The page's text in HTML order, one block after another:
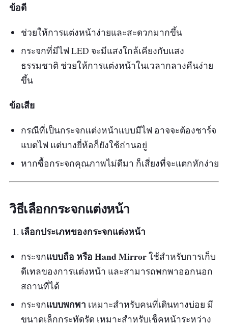
ได้หลายระดับตามที่โฆษณา มีสายชาร์ต usb ให้
น้ำหนักเบา
ข้อดี
ช่วยให้การแต่งหน้าง่ายและสะดวกมากขึ้น
กระจกที่มีไฟ LED จะมีแสงใกล้เคียงกับแสง
ธรรมชาติ ช่วยให้การแต่งหน้าในเวลากลางคืนง่าย
ขึ้น
ข้อเสีย
กรณีที่เป็นกระจกแต่งหน้าแบบมีไฟ อาจจะต้องชาร์จ
แบตไฟ แต่บางยี่ห้อก็ยังใช้ถ่านอยู่
หากซื้อกระจกคุณภาพไม่ดีมา ก็เสี่ยงที่จะแตกหักง่าย
วิธีเลือกกระจกแต่งหน้า
เลือกประเภทของกระจกแต่งหน้า
กระจกแบบถือ หรือ Hand Mirrorใช้สำหรับการเก็บ
ดีเทลของการแต่งหน้า และสามารถพกพาออกนอก
สถานที่ได้
กระจกแบบพกพา เหมาะสำหรับคนที่เดินทางบ่อย มี
ขนาดเล็กกระทัดรัด เหมาะสำหรับเช็คหน้าระหว่าง